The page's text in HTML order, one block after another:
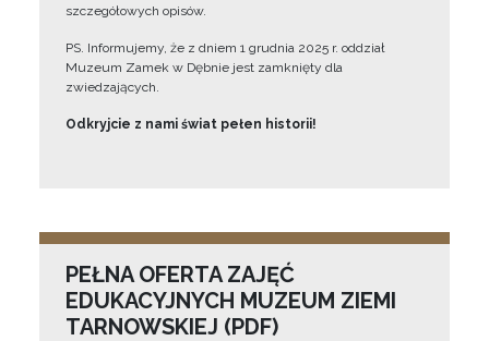
szczegółowych opisów.
PS. Informujemy, że z dniem 1 grudnia 2025 r. oddział
Muzeum Zamek w Dębnie jest zamknięty dla
zwiedzających.
Odkryjcie z nami świat pełen historii!
PEŁNA OFERTA ZAJĘĆ
EDUKACYJNYCH MUZEUM ZIEMI
TARNOWSKIEJ (PDF)